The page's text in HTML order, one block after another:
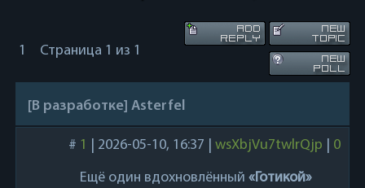
Страница 1 из 1
1
[В разработке] Asterfel
# 1 2026-05-10, 16:37 wsXbjVu7twlrQjp 0
Ещё один вдохновлённый «Готикой»